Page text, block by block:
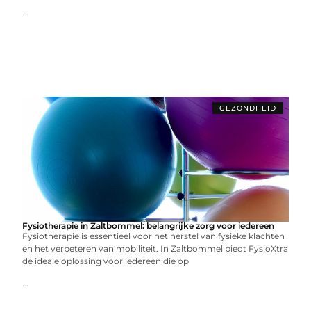
...
GEZONDHEID
Fysiotherapie in Zaltbommel: belangrijke zorg voor iedereen
Fysiotherapie is essentieel voor het herstel van fysieke klachten
en het verbeteren van mobiliteit. In Zaltbommel biedt FysioXtra
de ideale oplossing voor iedereen die op
...